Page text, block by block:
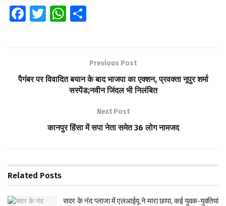
Fa
o
T
W
A
p
e
Previous Post
पैगंबर पर विवादित बयान के बाद भाजपा का एक्शन, प्रवक्ता नूपुर शर्मा
सस्पेंड;नवीन जिंदल भी निलंबित
Next Post
कानपुर हिंसा में सपा नेता समेत 36 लोग नामजद
Related Posts
सदर के नंद प्लाजा में एलआईयू ने मारा छापा, कई युवक-युवतियां